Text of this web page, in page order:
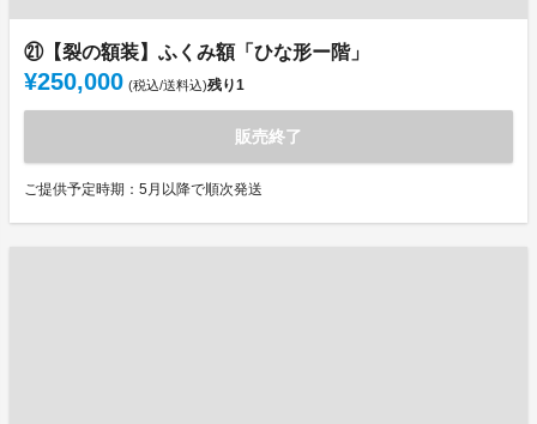
㉑【裂の額装】ふくみ額「ひな形ー階」
¥250,000 (税込/送料込)残り1
販売終了
ご提供予定時期：5月以降で順次発送